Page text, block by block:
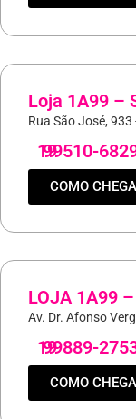
Loja 1A99 –
Rua São José,
19
99510-
COMO
LOJA 1A99
Av. Dr. Afonso
19
99889-
COMO